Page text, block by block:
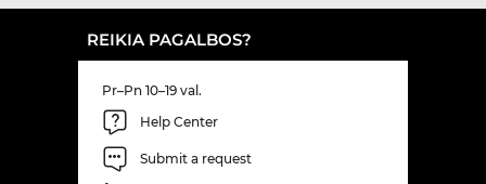
REIKIA PAGALBOS?
Pr–Pn 10–19 val.
Help Center
Submit a request